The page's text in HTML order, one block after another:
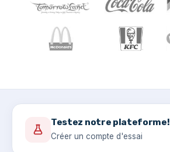
Testez notre plateforme!
Créer un compte d'essai